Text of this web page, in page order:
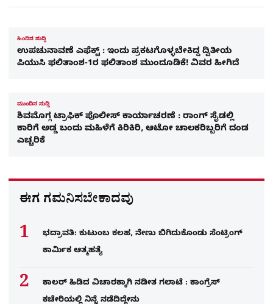
ಹಿಂದಿನ ಸುದ್ದಿ
ಉಪಚುನಾವಣೆ ಎಫೆಕ್ಟ್ : ಇಂದು ಪ್ರಕಟಗೊಳ್ಳಬೇಕಿದ್ದ ದ್ವಿತೀಯ
ಪಿಯುಸಿ ಫಲಿತಾಂಶ-1ರ ಫಲಿತಾಂಶ ಮುಂದೂಡಿಕೆ! ವಿವರ ಹೀಗಿದೆ
ಮುಂದಿನ ಸುದ್ದಿ
ಶಿವಮೊಗ್ಗ ಟ್ರಾಫಿಕ್ ಪೊಲೀಸ್ ಕಾರ್ಯಾಚರಣೆ : ರಾಂಗ್​ ಸೈಡಲ್ಲಿ
ಕಾರಿಗೆ ಅಡ್ಡ ಬಂದು ಮಹಿಳೆಗೆ ಕಿರಿಕಿರಿ, ಆಟೋ ಚಾಲಕರಿಬ್ಬರಿಗೆ ದಂಡ
ಎಚ್ಚರಿಕೆ
ಈಗ ಗಮನಿಸಬೇಕಾದವು
ಭದ್ರಾವತಿ: ಕುಟುಂಬ ಕಲಹ, ನೇಣು ಬಿಗಿದುಕೊಂಡು ಸೆಂಟ್ರಿಂಗ್​
ಕಾರ್ಮಿಕ ಆತ್ಮಹತ್ಯೆ
ಕಾಲರ್​​​ ಹಿಡಿದ ವಿಚಾರಕ್ಕಾಗಿ ನಡೀತ ಗಲಾಟೆ : ಕಾಂಗ್ರೆಸ್​
ಕಚೇರಿಯಲ್ಲಿ ನಿನ್ನೆ ನಡೆದಿದ್ದೇನು